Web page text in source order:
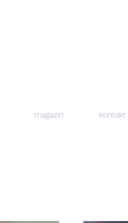
magazin kontakt